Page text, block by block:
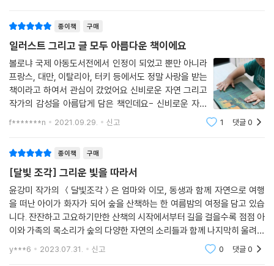
종이책 구매
일러스트 그리고 글 모두 아름다운 책이에요
볼로냐 국제 아동도서전에서 인정이 되었고 뿐만 아니라
프랑스, 대만, 이탈리아, 터키 등에서도 정말 사랑을 받는
책이라고 하여서 관심이 갔었어요 신비로운 자연 그리고
작가의 감성을 아름답게 담은 책인데요- 신비로운 자연
을 섬세하고 디테일하게 담아냈다고 하는데요- 요즘 아
f*******n 2021.09.29. 신고 1 댓글0
종이책 구매
[달빛 조각] 그리운 빛을 따라서
윤강미 작가의 ＜달빛조각＞은 엄마와 이모, 동생과 함께 자연으로 여행
을 떠난 아이가 화자가 되어 숲을 산책하는 한 여름밤의 여정을 담고 있습
니다. 잔잔하고 고요하기만한 산책의 시작에서부터 길을 걸을수록 점점 아
이와 가족의 목소리가 숲의 다양한 자연의 소리들과 함께 나지막히 울려퍼
집니다. 핸드폰 불빛밖에 보이지 않던 어두운 산책길은 깊은 숲에 다다르
자 마치 조각난 달
y***6 2023.07.31. 신고 0 댓글0